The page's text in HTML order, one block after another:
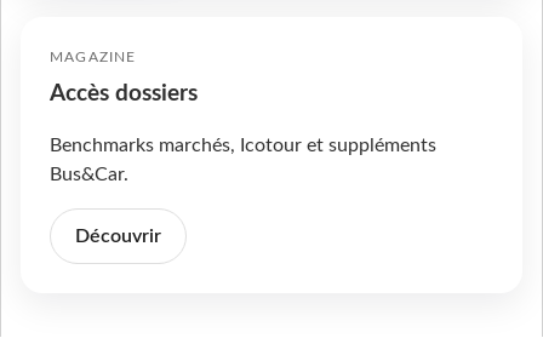
MAGAZINE
Accès dossiers
Benchmarks marchés, Icotour et suppléments
Bus&Car.
Découvrir